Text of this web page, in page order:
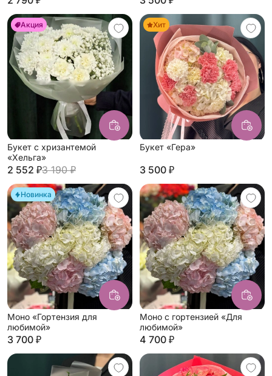
Акция
Букет с хризантемой
«Хельга»
2 552 ₽3 190 ₽
Хит
Букет «Гера»
3 500 ₽
Новинка
Моно «Гортензия для
любимой»
3 700 ₽
Моно с гортензией «Для
любимой»
4 700 ₽